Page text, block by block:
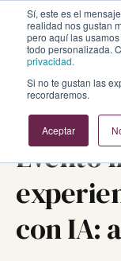
Sí, este es el
realidad nos gustan
pero aquí las
todo personalizada.
privacidad.
Si no te gustan las
recordaremos.
Aceptar
Inbound Marketing y
Evento
con IA: